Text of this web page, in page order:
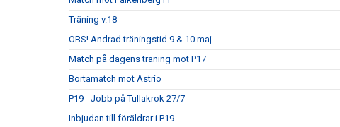
Träning v.18
OBS! Ändrad träningstid 9 & 10 maj
Match på dagens träning mot P17
Bortamatch mot Astrio
P19 - Jobb på Tullakrok 27/7
Inbjudan till föräldrar i P19